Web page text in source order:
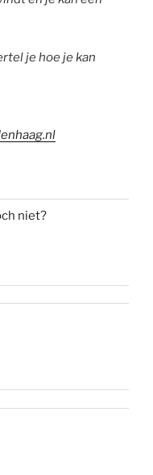
je hoe je kan
niet?